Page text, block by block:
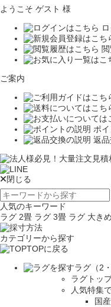
ようこそ ゲスト 様
ご案内
ポ
返
閉じる
人気のキーワード
ラグ 2畳 ラグ 3畳 ラグ 大きめ
カテゴリーから探す
TOPに戻る
ラグ（2
ラグトッ
人気特集
国